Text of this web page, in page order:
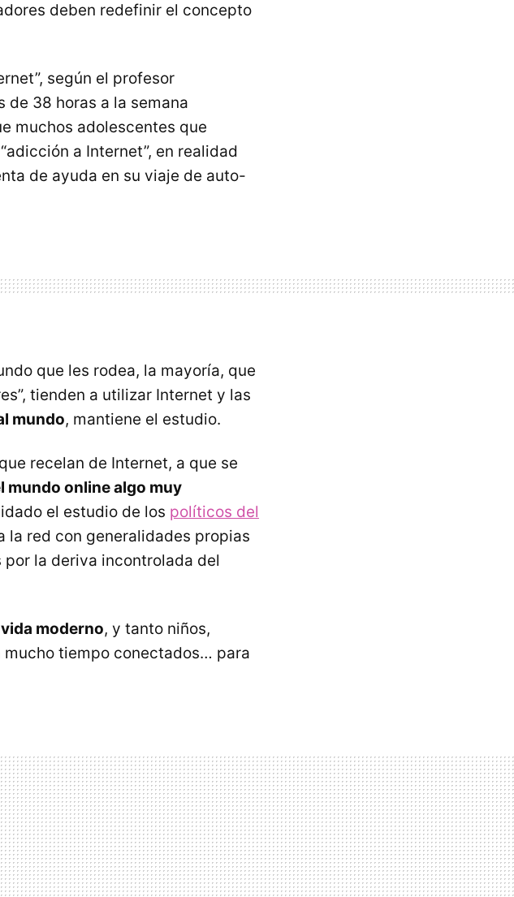
deben redefinir el concepto
según el profesor
de 38 horas a la semana
muchos adolescentes que
a Internet”, en realidad
de ayuda en su viaje de auto-
que les rodea, la mayoría, que
tienden a utilizar Internet y las
mundo, mantiene el estudio.
recelan de Internet, a que se
mundo online algo muy
el estudio de los políticos del
la red con generalidades propias
por la deriva incontrolada del
moderno, y tanto niños,
tiempo conectados… para